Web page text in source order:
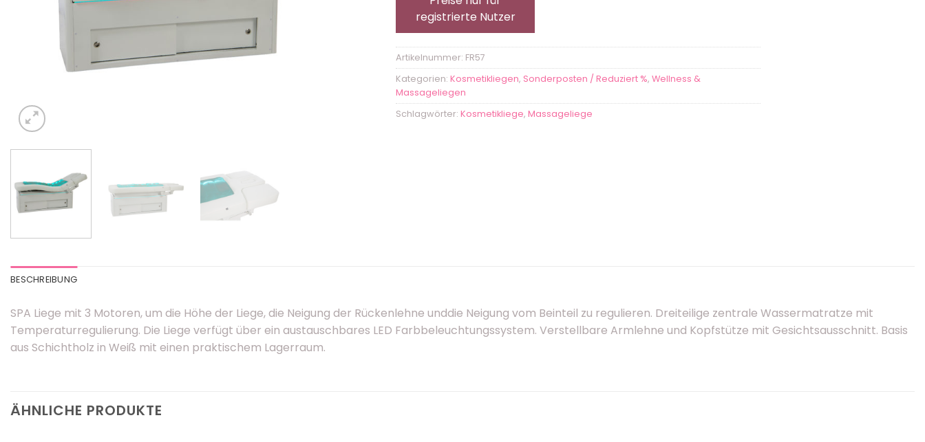
registrierte Nutzer
Artikelnummer: FR57
Kategorien: Kosmetikliegen, Sonderposten / Reduziert %, Wellness &
Massageliegen
Schlagwörter: Kosmetikliege, Massageliege
BESCHREIBUNG
SPA Liege mit 3 Motoren, um die Höhe der Liege, die Neigung der Rückenlehne unddie Neigung vom Beinteil zu regulieren. Dreiteilige zentrale Wassermatratze mit
Temperaturregulierung. Die Liege verfügt über ein austauschbares LED Farbbeleuchtungssystem. Verstellbare Armlehne und Kopfstütze mit Gesichtsausschnitt. Basis
aus Schichtholz in Weiß mit einen praktischem Lagerraum.
ÄHNLICHE PRODUKTE